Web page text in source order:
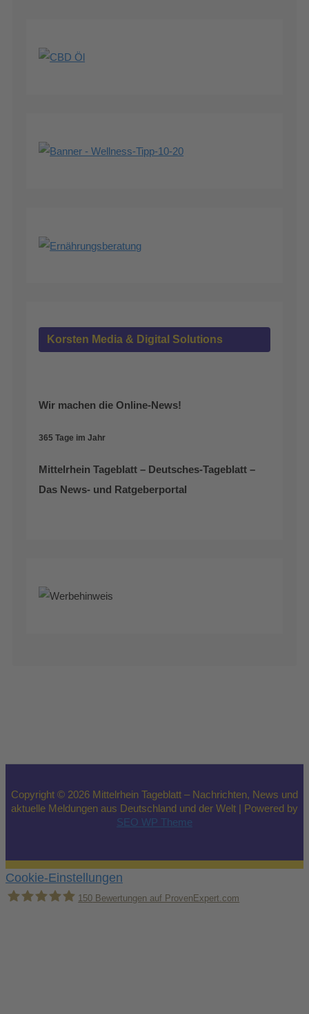
Korsten Media & Digital Solutions
Wir machen die Online-News!
365 Tage im Jahr
Mittelrhein Tageblatt – Deutsches-Tageblatt –
Das News- und Ratgeberportal
Copyright © 2026 Mittelrhein Tageblatt – Nachrichten, News und
aktuelle Meldungen aus Deutschland und der Welt | Powered by
SEO WP Theme
Cookie-Einstellungen
150 Bewertungen auf ProvenExpert.com